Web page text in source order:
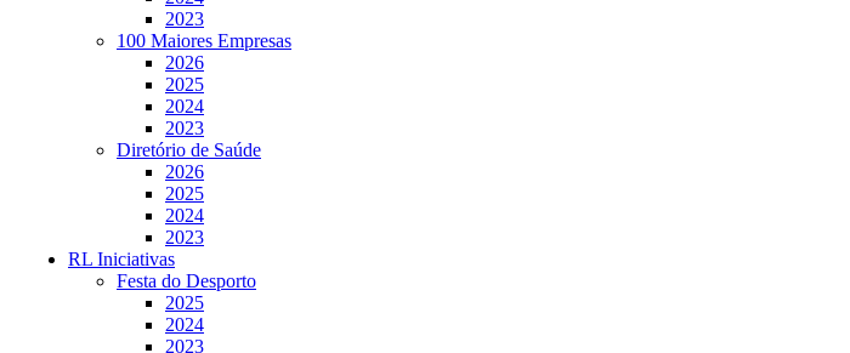
2023
100 Maiores Empresas
2026
2025
2024
2023
Diretório de Saúde
2026
2025
2024
2023
RL Iniciativas
Festa do Desporto
2025
2024
2023